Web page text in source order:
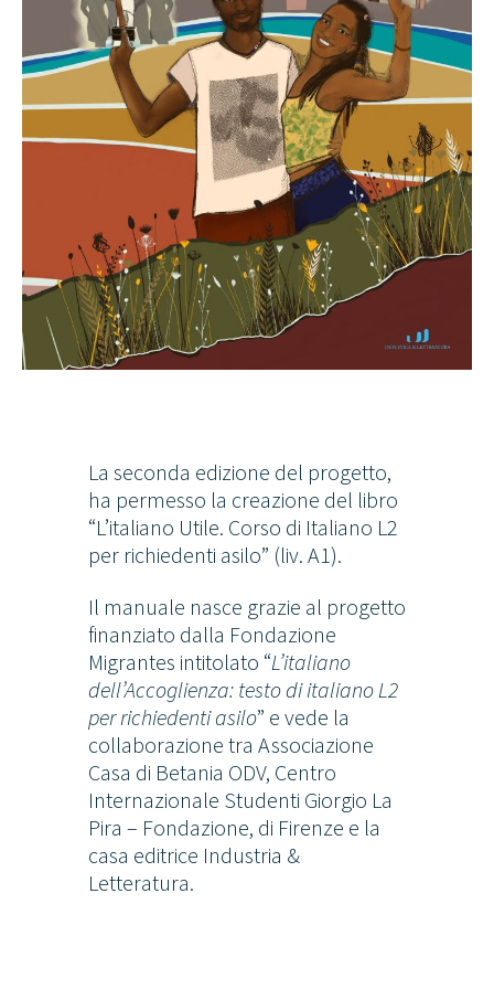
La seconda edizione del progetto,
ha permesso la creazione del libro
“L’italiano Utile. Corso di Italiano L2
per richiedenti asilo” (liv. A1).
Il manuale nasce grazie al progetto
finanziato dalla Fondazione
Migrantes intitolato “L’italiano
dell’Accoglienza: testo di italiano L2
per richiedenti asilo” e vede la
collaborazione tra Associazione
Casa di Betania ODV, Centro
Internazionale Studenti Giorgio La
Pira – Fondazione, di Firenze e la
casa editrice Industria &
Letteratura.